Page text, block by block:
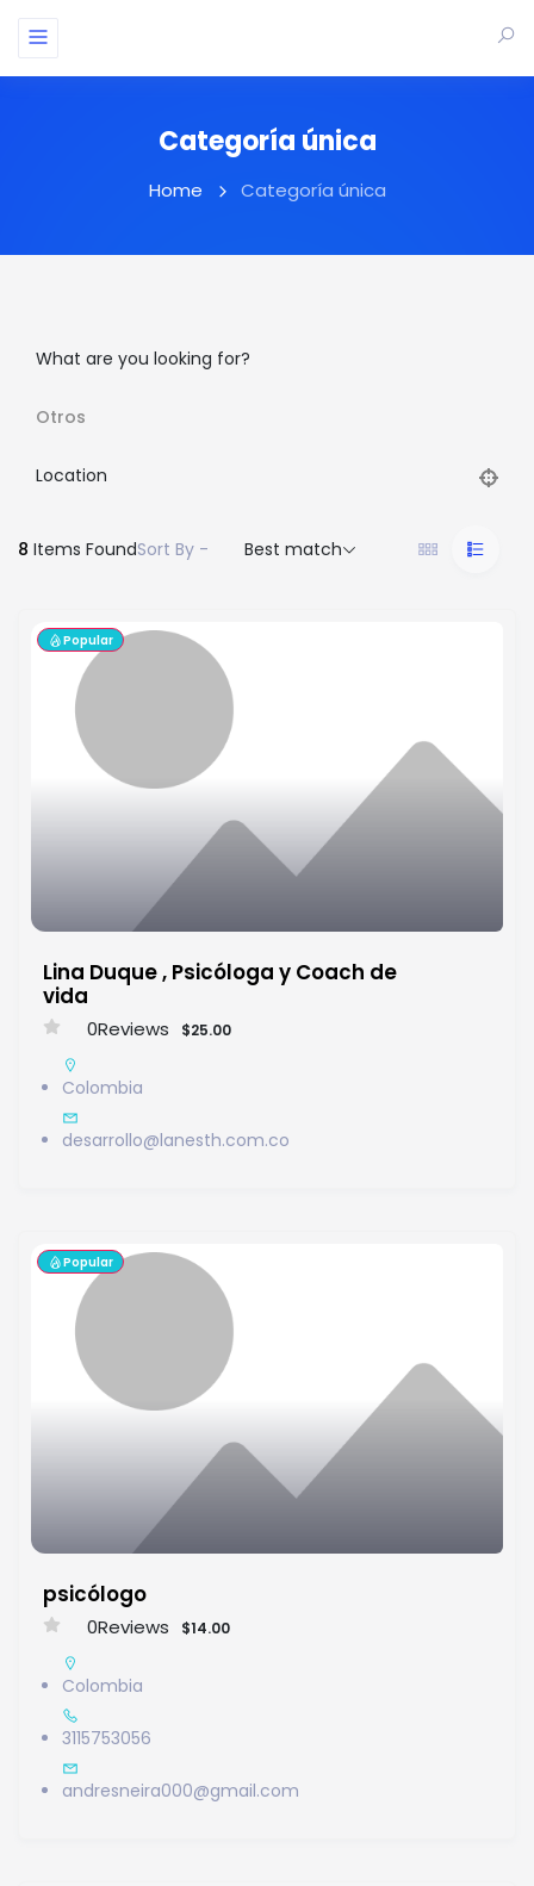
Categoría única
Home Categoría única
What are you looking for?
Otros
Location
8 Items FoundSort By - Best match
Popular
Lina Duque , Psicóloga y Coach de
vida
0Reviews $25.00
Colombia
desarrollo@lanesth.com.co
Popular
psicólogo
0Reviews $14.00
Colombia
3115753056
andresneira000@gmail.com